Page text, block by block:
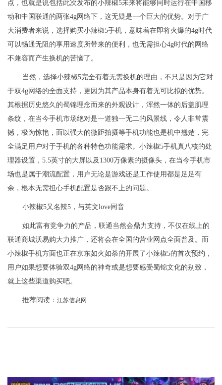
点，也就是说包括此次发布的小辣椒5未来将能够同时运行在中国移
动和中国联通的两张4g网络下，这无疑是一个巨大的优势。对于广
大消费者来说，选择购买小辣椒5手机，意味着在即将火爆的4g时代
可以畅通无阻的享用速度所带来的便利，也无需担心4g时代的网络
不兼容而产生换机的苦恼了。
当然，选择小辣椒5完全有着无需换机的理由，不只是因为它对
于双4g网络的全面支持，更因为其产品本身有着无可比拟的优势。
其根据历史悠久的蜀锦理念而来的外观设计，浑然一体的后盖肌理
条纹，在当今手机市场绝对是一道独一无二的风景线，令人非常震
撼，极为惊艳，而以强大的微距拍摄等手机功能也是机中翘楚，完
全满足用户对于手机的各种特色功能需求。小辣椒5手机真八核的处
理器设置，5.5英寸的大屏以及1300万像素的摄像头，在当今手机市
场也是属于潮流配置，用户无论是游戏还是工作使用都是足足有
余，根本无需担心手机配置是否跟不上的问题。
小辣椒5又名辣5，与英文love同音
如此富有竞争力的产品，联通当然会鼎力支持，不仅在线上的
联通商城沃易购大力推广，还将会在全国的营业网点全面普及。而
小辣椒手机方面也正在京东如火如荼的开展了小辣椒5的首次预约，
用户如果想要体验双4g网络的神奇或是想要感受蜀锦文化的别致，
就上这些渠道购买吧。
推荐阅读： 江苏信息网